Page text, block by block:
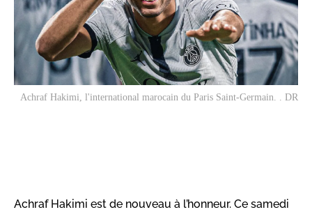
Achraf Hakimi, l'international marocain du Paris Saint-Germain. . DR
Achraf Hakimi est de nouveau à l’honneur. Ce samedi